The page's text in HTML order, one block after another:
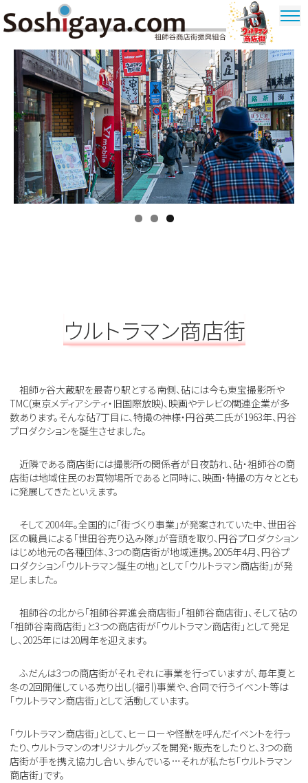
祖師谷商店街
ウルトラマ
ン商店街
ウルトラマン商店街
祖師ヶ谷大蔵駅を最寄り駅とする南側、砧には今も東宝撮影所や
TMC(東京メディアシティ・旧国際放映)、映画やテレビの関連企業が多
数あります。そんな砧7丁目に、特撮の神様・円谷英二氏が1963年、円谷
プロダクションを誕生させました。
近隣である商店街には撮影所の関係者が日夜訪れ、砧・祖師谷の商
店街は地域住民のお買物場所であると同時に、映画・特撮の方々ととも
に発展してきたといえます。
そして2004年。全国的に「街づくり事業」が発案されていた中、世田谷
区の職員による「世田谷売り込み隊」が音頭を取り、円谷プロダクション
はじめ地元の各種団体、3つの商店街が地域連携。2005年4月、円谷プ
ロダクション「ウルトラマン誕生の地」として「ウルトラマン商店街」が発
足しました。
祖師谷の北から「祖師谷昇進会商店街」「祖師谷商店街」、そして砧の
「祖師谷南商店街」と3つの商店街が「ウルトラマン商店街」として発足
し、2025年には20周年を迎えます。
ふだんは3つの商店街がそれぞれに事業を行っていますが、毎年夏と
冬の2回開催している売り出し(福引)事業や、合同で行うイベント等は
「ウルトラマン商店街」として活動しています。
「ウルトラマン商店街」として、ヒーローや怪獣を呼んだイベントを行っ
たり、ウルトラマンのオリジナルグッズを開発・販売をしたりと、3つの商
店街が手を携え協力し合い、歩んでいる…それが私たち「ウルトラマン
商店街」です。